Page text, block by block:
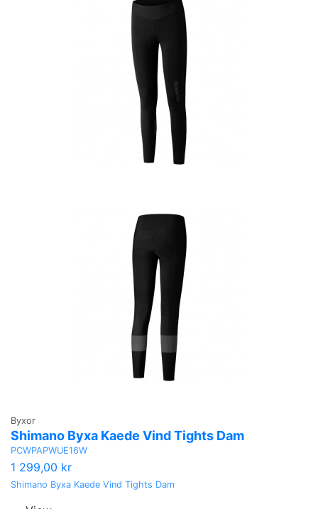
Byxor
Shimano Byxa Kaede Vind Tights Dam
PCWPAPWUE16W
1 299,00 kr
Shimano Byxa Kaede Vind Tights Dam